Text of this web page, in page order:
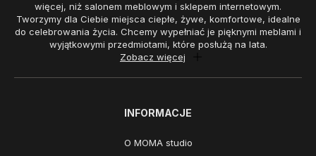
więcej, niż salonem meblowym i sklepem internetowym.
Tworzymy dla Ciebie miejsca ciepłe, żywe, komfortowe, idealne
do celebrowania życia. Chcemy wypełniać je pięknymi meblami i
wyjątkowymi przedmiotami, które posłużą na lata.
Zobacz więcej
INFORMACJE
O MOMA studio